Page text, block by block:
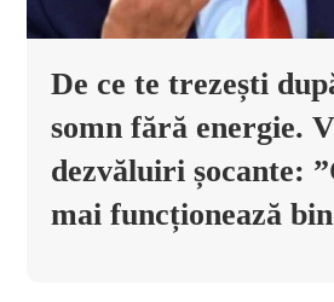
De ce te trezești
somn fără energie.
dezvăluiri șocante:
mai funcționează